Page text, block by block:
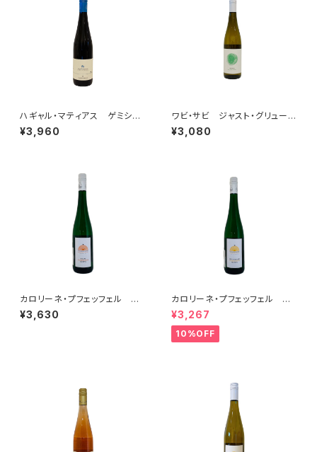
ハギャル・マティアス ゲミシュ
ター・サッツ 2023
¥3,960
ワビ・サビ ジャスト・グリューナ
ー・ヴェルトリーナー 2023
¥3,080
カロリーネ・プフェッフェル リ
ースリング フェーダーシュピー
ル 2020
¥3,630
カロリーネ・プフェッフェル グ
リューナー・ヴェルトリーナー フ
ェーダーシュピール 2020
¥3,267
10%OFF